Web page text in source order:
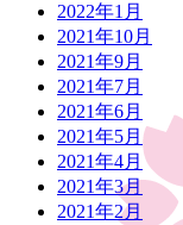
2022年1月
2021年10月
2021年9月
2021年7月
2021年6月
2021年5月
2021年4月
2021年3月
2021年2月